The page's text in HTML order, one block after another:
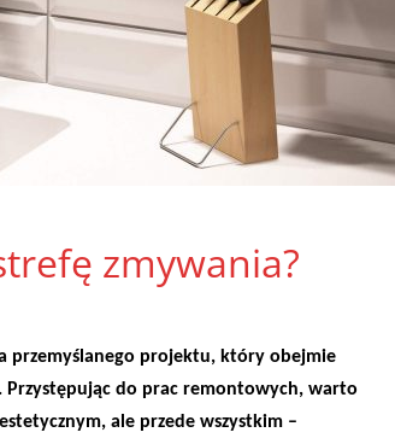
zmywania?
przemyślanego projektu, który obejmie
Przystępując do prac remontowych, warto
ale przede wszystkim –